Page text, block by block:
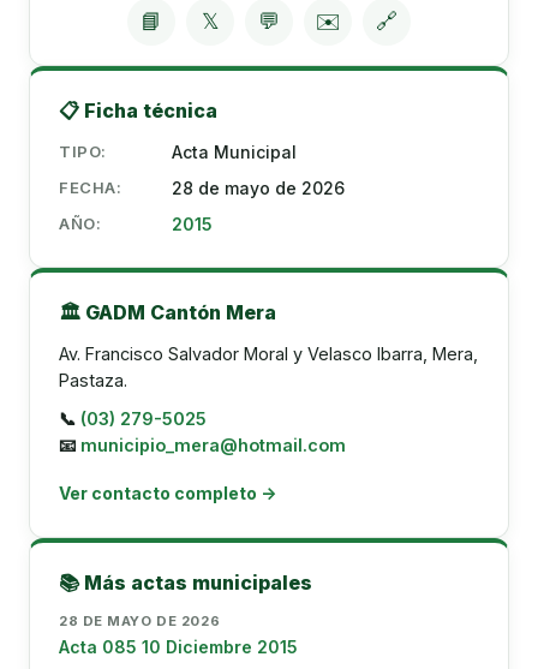
📘 𝕏 💬 ✉️ 🔗
📋 Ficha técnica
TIPO: Acta Municipal
FECHA: 28 de mayo de 2026
AÑO: 2015
🏛️ GADM Cantón Mera
Av. Francisco Salvador Moral y Velasco Ibarra, Mera,
Pastaza.
📞 (03) 279-5025
📧 municipio_mera@hotmail.com
Ver contacto completo →
📚 Más actas municipales
28 DE MAYO DE 2026
Acta 085 10 Diciembre 2015